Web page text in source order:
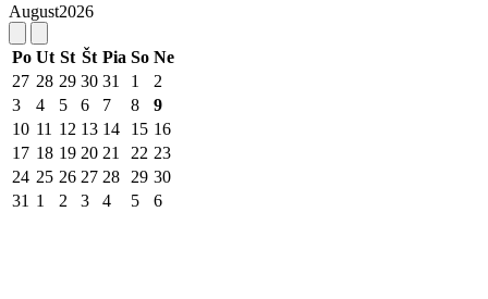
August2026
Po Ut St Št Pia So Ne
27 28 29 30 31 1
2
3
4 5 6 7 8
9
10 11 12 13 14 15 16
17 18 19 20 21 22 23
24 25 26 27 28 29 30
31 1 2 3 4 5 6